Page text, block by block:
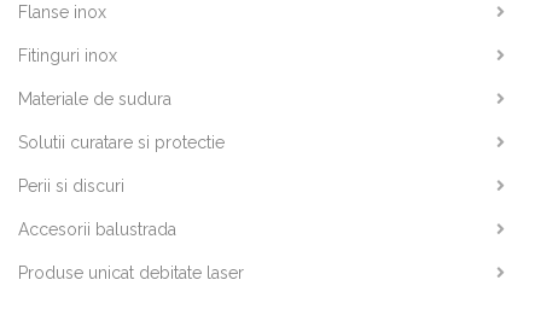
Flanse inox
Fitinguri inox
Materiale de sudura
Solutii curatare si protectie
Perii si discuri
Accesorii balustrada
Produse unicat debitate laser